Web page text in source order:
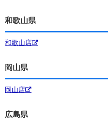
和歌山県
和歌山店
岡山県
岡山店
広島県